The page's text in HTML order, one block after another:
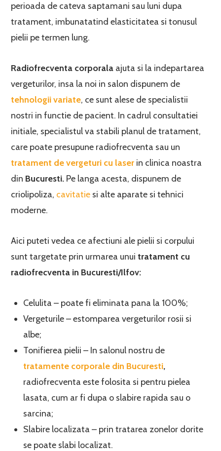
perioada de cateva saptamani sau luni dupa
tratament, imbunatatind elasticitatea si tonusul
pielii pe termen lung.
Radiofrecventa corporala ajuta si la indepartarea
vergeturilor, insa la noi in salon dispunem de
tehnologii variate, ce sunt alese de specialistii
nostri in functie de pacient. In cadrul consultatiei
initiale, specialistul va stabili planul de tratament,
care poate presupune radiofrecventa sau un
tratament de vergeturi cu laser in clinica noastra
din Bucuresti. Pe langa acesta, dispunem de
criolipoliza, cavitatie si alte aparate si tehnici
moderne.
Aici puteti vedea ce afectiuni ale pielii si corpului
sunt targetate prin urmarea unuitratament cu
radiofrecventa in Bucuresti/Ilfov:
Celulita – poate fi eliminata pana la 100%;
Vergeturile – estomparea vergeturilor rosii si
albe;
Tonifierea pielii – In salonul nostru de
tratamente corporale din Bucuresti,
radiofrecventa este folosita si pentru pielea
lasata, cum ar fi dupa o slabire rapida sau o
sarcina;
Slabire localizata – prin tratarea zonelor dorite
se poate slabi localizat.